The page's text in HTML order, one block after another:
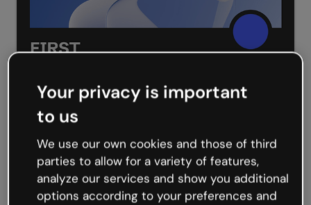
Neu
Momentum: Erste operative Schritte
Your privacy is important
to us
We use our own cookies and those of third
parties to allow for a variety of features,
analyze our services and show you additional
options according to your preferences and